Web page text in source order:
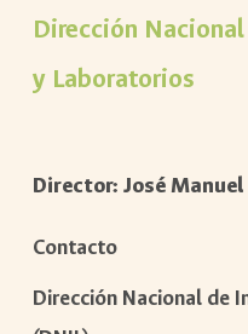
Dirección
y Laboratorios
Director:José
Contacto
Dirección Nacional de